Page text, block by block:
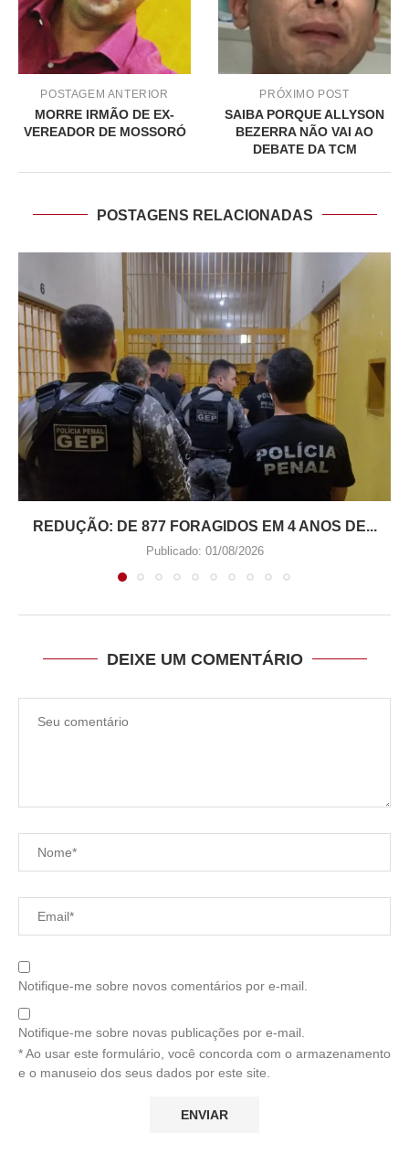
POSTAGEM ANTERIOR
MORRE IRMÃO DE EX-
VEREADOR DE MOSSORÓ
PRÓXIMO POST
SAIBA PORQUE ALLYSON
BEZERRA NÃO VAI AO
DEBATE DA TCM
POSTAGENS RELACIONADAS
REDUÇÃO: DE 877 FORAGIDOS EM 4 ANOS DE...
Publicado: 01/08/2026
DEIXE UM COMENTÁRIO
Notifique-me sobre novos comentários por e-mail.
Notifique-me sobre novas publicações por e-mail.
* Ao usar este formulário, você concorda com o armazenamento
e o manuseio dos seus dados por este site.